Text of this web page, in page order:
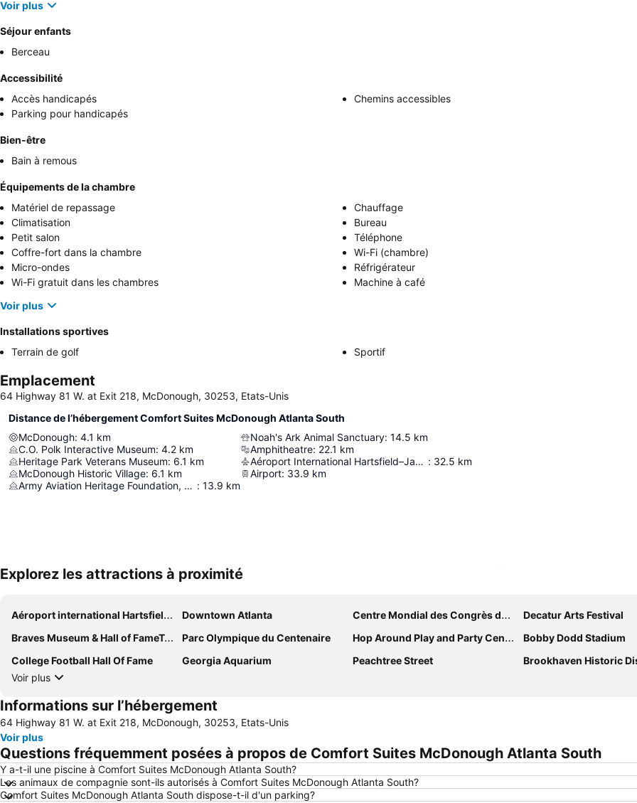
Voir plus
Séjour enfants
Berceau
Accessibilité
Accès handicapés
Chemins accessibles
Parking pour handicapés
Bien-être
Bain à remous
Équipements de la chambre
Matériel de repassage
Chauffage
Climatisation
Bureau
Petit salon
Téléphone
Coffre-fort dans la chambre
Wi-Fi (chambre)
Micro-ondes
Réfrigérateur
Wi-Fi gratuit dans les chambres
Machine à café
Voir plus
Installations sportives
Terrain de golf
Sportif
Emplacement
64 Highway 81 W. at Exit 218, McDonough, 30253, Etats-Unis
Distance de l’hébergement Comfort Suites McDonough Atlanta South
McDonough: 4.1 km
C.O. Polk Interactive Museum: 4.2 km
Heritage Park Veterans Museum: 6.1 km
McDonough Historic Village: 6.1 km
Army Aviation Heritage Foundation, Legacy Chapter : 13.9 km
Noah's Ark Animal Sanctuary: 14.5 km
Amphitheatre: 22.1 km
Aéroport International Hartsfield–Jackson D'atlanta : 32.5 km
Airport: 33.9 km
Explorez les attractions à proximité
Aéroport international Hartsfield-Jackson d'Atlanta Downtown Atlanta Centre Mondial des Congrès de Géorgie
Decatur Arts Festival
Braves Museum & Hall of FameTurner Field Tours
Parc Olympique du Centenaire Hop Around Play and Party Center
Bobby Dodd Stadium
College Football Hall Of Fame
Georgia Aquarium Peachtree Street
Brookhaven Historic
Voir plus
Informations sur l’hébergement
64 Highway 81 W. at Exit 218, McDonough, 30253, Etats-Unis
Voir plus
Questions fréquemment posées à propos de Comfort Suites McDonough Atlanta South
Y a-t-il une piscine à Comfort Suites McDonough Atlanta South?
Les animaux de compagnie sont-ils autorisés à Comfort Suites McDonough Atlanta South?
Comfort Suites McDonough Atlanta South dispose-t-il d'un parking?